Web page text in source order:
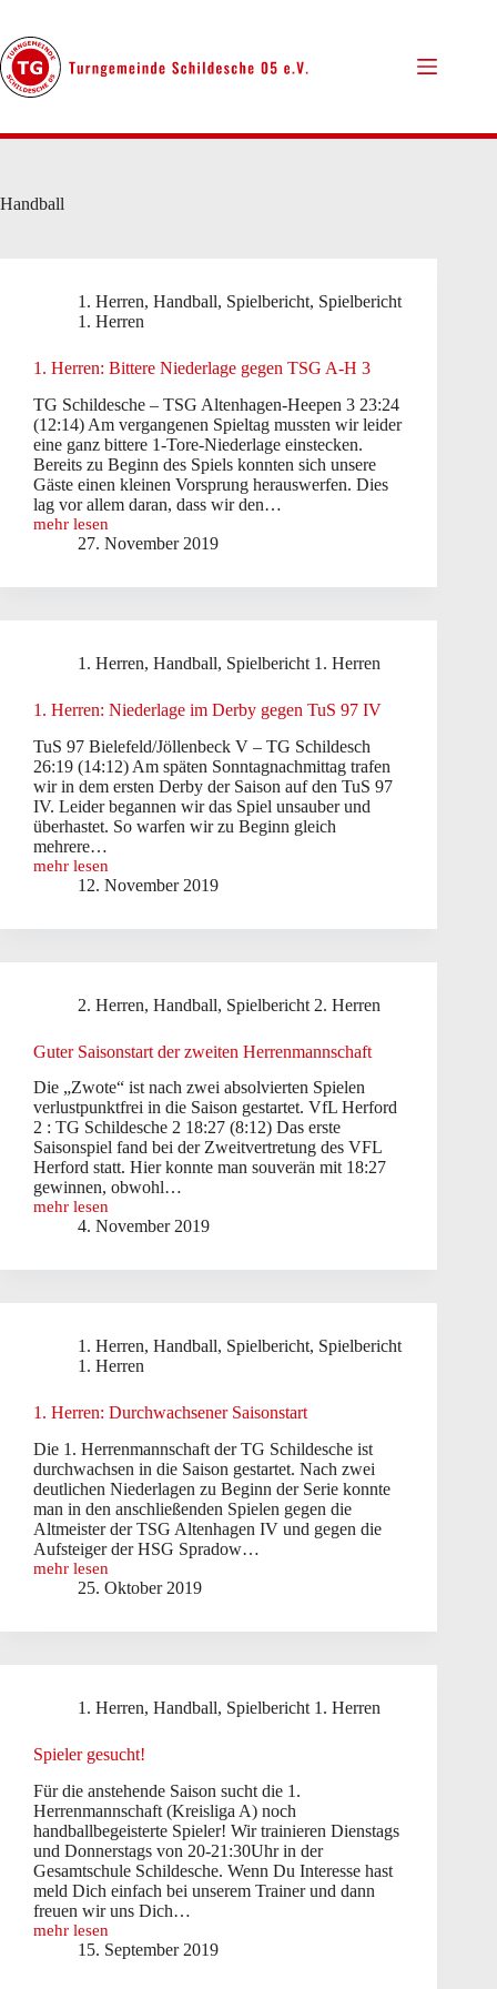
springen
Handball
1. Herren, Handball, Spielbericht, Spielbericht
1. Herren
1. Herren: Bittere Niederlage gegen TSG A-H 3
TG Schildesche – TSG Altenhagen-Heepen 3 23:24
(12:14) Am vergangenen Spieltag mussten wir leider
eine ganz bittere 1-Tore-Niederlage einstecken.
Bereits zu Beginn des Spiels konnten sich unsere
Gäste einen kleinen Vorsprung herauswerfen. Dies
lag vor allem daran, dass wir den…
mehr lesen
1.
Herren:
Niederlage
27. November 2019
1. Herren, Handball, Spielbericht 1. Herren
1. Herren: Niederlage im Derby gegen TuS 97 IV
TuS 97 Bielefeld/Jöllenbeck V – TG Schildesch
26:19 (14:12) Am späten Sonntagnachmittag trafen
wir in dem ersten Derby der Saison auf den TuS 97
IV. Leider begannen wir das Spiel unsauber und
überhastet. So warfen wir zu Beginn gleich
mehrere…
mehr lesen
1.
Herren:
im
12. November 2019
2. Herren, Handball, Spielbericht 2. Herren
Guter Saisonstart der zweiten Herrenmannschaft
Die „Zwote“ ist nach zwei absolvierten Spielen
verlustpunktfrei in die Saison gestartet. VfL Herford
2 : TG Schildesche 2 18:27 (8:12) Das erste
Saisonspiel fand bei der Zweitvertretung des VFL
Herford statt. Hier konnte man souverän mit 18:27
gewinnen, obwohl…
mehr lesen
Guter
Saisonstart
zweiten
4. November 2019
1. Herren, Handball, Spielbericht, Spielbericht
1. Herren
1. Herren: Durchwachsener Saisonstart
Die 1. Herrenmannschaft der TG Schildesche ist
durchwachsen in die Saison gestartet. Nach zwei
deutlichen Niederlagen zu Beginn der Serie konnte
man in den anschließenden Spielen gegen die
Altmeister der TSG Altenhagen IV und gegen die
Aufsteiger der HSG Spradow…
mehr lesen
1.
Herren:
Saisonstart
25. Oktober 2019
1. Herren, Handball, Spielbericht 1. Herren
Spieler gesucht!
Für die anstehende Saison sucht die 1.
Herrenmannschaft (Kreisliga A) noch
handballbegeisterte Spieler! Wir trainieren Dienstags
und Donnerstags von 20-21:30Uhr in der
Gesamtschule Schildesche. Wenn Du Interesse hast
meld Dich einfach bei unserem Trainer und dann
freuen wir uns Dich…
mehr lesen
Spieler
gesucht!15. September 2019